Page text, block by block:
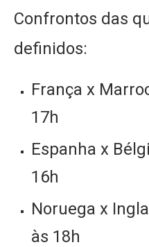
Confrontos das
definidos:
França x
17h
Espanha x
16h
Noruega x
às 18h